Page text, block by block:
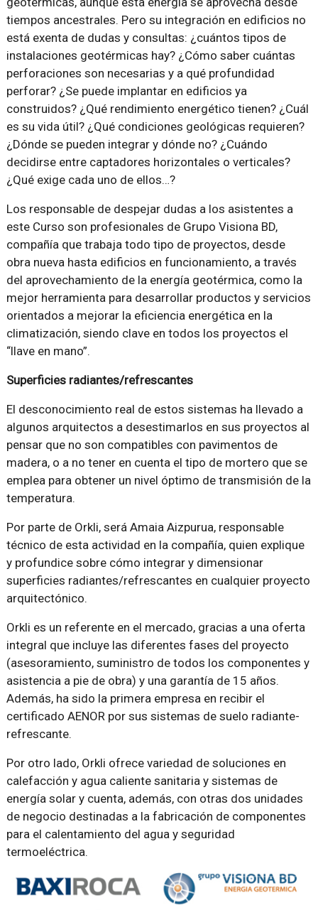
tiempos ancestrales. Pero su integración en edificios no
está exenta de dudas y consultas: ¿cuántos tipos de
instalaciones geotérmicas hay? ¿Cómo saber cuántas
perforaciones son necesarias y a qué profundidad
perforar? ¿Se puede implantar en edificios ya
construidos? ¿Qué rendimiento energético tienen? ¿Cuál
es su vida útil? ¿Qué condiciones geológicas requieren?
¿Dónde se pueden integrar y dónde no? ¿Cuándo
decidirse entre captadores horizontales o verticales?
¿Qué exige cada uno de ellos…?
Los responsable de despejar dudas a los asistentes a
este Curso son profesionales de Grupo Visiona BD,
compañía que trabaja todo tipo de proyectos, desde
obra nueva hasta edificios en funcionamiento, a través
del aprovechamiento de la energía geotérmica, como la
mejor herramienta para desarrollar productos y servicios
orientados a mejorar la eficiencia energética en la
climatización, siendo clave en todos los proyectos el
“llave en mano”.
Superficies radiantes/refrescantes
El desconocimiento real de estos sistemas ha llevado a
algunos arquitectos a desestimarlos en sus proyectos al
pensar que no son compatibles con pavimentos de
madera, o a no tener en cuenta el tipo de mortero que se
emplea para obtener un nivel óptimo de transmisión de la
temperatura.
Por parte de Orkli, será Amaia Aizpurua, responsable
técnico de esta actividad en la compañía, quien explique
y profundice sobre cómo integrar y dimensionar
superficies radiantes/refrescantes en cualquier proyecto
arquitectónico.
Orkli es un referente en el mercado, gracias a una oferta
integral que incluye las diferentes fases del proyecto
(asesoramiento, suministro de todos los componentes y
asistencia a pie de obra) y una garantía de 15 años.
Además, ha sido la primera empresa en recibir el
certificado AENOR por sus sistemas de suelo radiante-
refrescante.
Por otro lado, Orkli ofrece variedad de soluciones en
calefacción y agua caliente sanitaria y sistemas de
energía solar y cuenta, además, con otras dos unidades
de negocio destinadas a la fabricación de componentes
para el calentamiento del agua y seguridad
termoeléctrica.